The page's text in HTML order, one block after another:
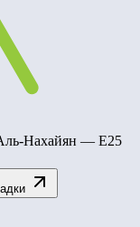
Нахайян — E25